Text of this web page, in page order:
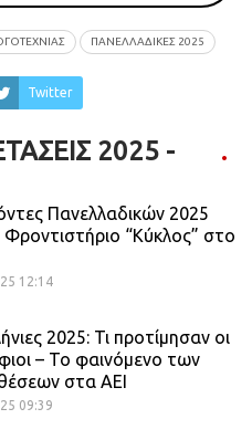
ΠΑΝΕΛΛΑΔΙΚΈΣ 2025
Twitter
2025 -
Πανελλαδικών 2025
“Κύκλος” στο
12:14
2025: Τι προτίμησαν οι
– Το φαινόμενο των
στα ΑΕΙ
09:39